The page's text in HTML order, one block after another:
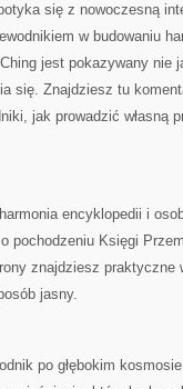
się z nowoczesną
w budowaniu
jest pokazywany nie
się. Znajdziesz tu
jak prowadzić własną
encyklopedii i
pochodzeniu Księgi
znajdziesz praktyczne
jasny.
po głębokim